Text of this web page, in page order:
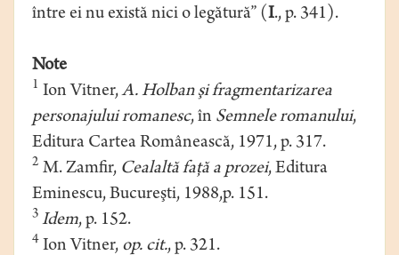
între ei nu există nici o legătură” (I., p. 341).
Note
1 Ion Vitner,A. Holban şi fragmentarizarea
personajului romanesc, în Semnele romanului,
Editura Cartea Românească, 1971, p. 317.
2 M. Zamfir, Cealaltă faţă a prozei, Editura
Eminescu, Bucureşti, 1988,p. 151.
3 Idem, p. 152.
4 Ion Vitner, op. cit., p. 321.